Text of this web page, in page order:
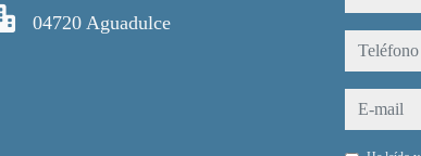
04720 Aguadulce
teléfono
e-mail